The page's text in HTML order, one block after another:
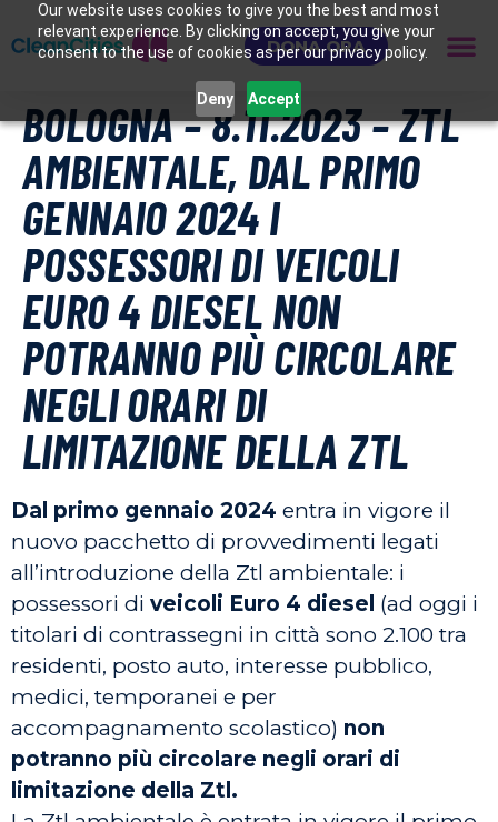
Our website uses cookies to give you the best and most
relevant experience. By clicking on accept, you give your
consent to the use of cookies as per our privacy policy.
Deny Accept
DONA ORA
BOLOGNA – 8.11.2023 – ZTL
AMBIENTALE, DAL PRIMO
GENNAIO 2024 I
POSSESSORI DI VEICOLI
EURO 4 DIESEL NON
POTRANNO PIÙ CIRCOLARE
NEGLI ORARI DI
LIMITAZIONE DELLA ZTL
Dal primo gennaio 2024 entra in vigore il
nuovo pacchetto di provvedimenti legati
all’introduzione della Ztl ambientale: i
possessori di veicoli Euro 4 diesel (ad oggi i
titolari di contrassegni in città sono 2.100 tra
residenti, posto auto, interesse pubblico,
medici, temporanei e per
accompagnamento scolastico) non
potranno più circolare negli orari di
limitazione della Ztl.